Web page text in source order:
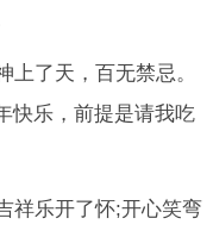
上了天，百无禁忌。
快乐，前提是请我吃
祥乐开了怀;开心笑弯